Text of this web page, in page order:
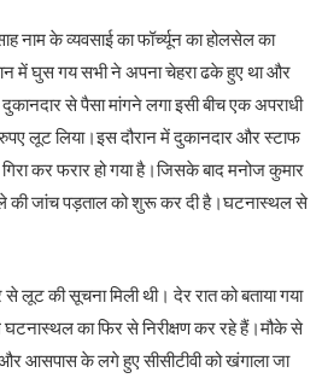
नाम के व्यवसाई का फॉर्च्यून का होलसेल का
में घुस गय सभी ने अपना चेहरा ढके हुए था और
से पैसा मांगने लगा इसी बीच एक अपराधी
लूट लिया।इस दौरान में दुकानदार और स्टाफ
कर फरार हो गया है।जिसके बाद मनोज कुमार
की जांच पड़ताल को शुरू कर दी है।घटनास्थल से
लूट की सूचना मिली थी। देर रात को बताया गया
घटनास्थल का फिर से निरीक्षण कर रहे हैं।मौके से
आसपास के लगे हुए सीसीटीवी को खंगाला जा